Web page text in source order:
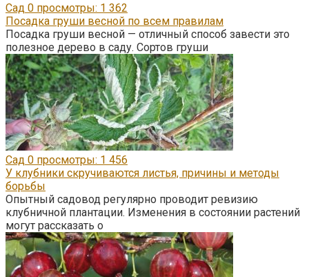
Сад 0 просмотры: 1 362
Посадка груши весной по всем правилам
Посадка груши весной — отличный способ завести это
полезное дерево в саду. Сортов груши
Сад 0 просмотры: 1 456
У клубники скручиваются листья, причины и методы
борьбы
Опытный садовод регулярно проводит ревизию
клубничной плантации. Изменения в состоянии растений
могут рассказать о